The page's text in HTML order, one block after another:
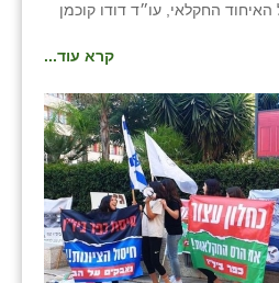
החקלאי, עו״ד דודו קוכמן
קרא עוד...